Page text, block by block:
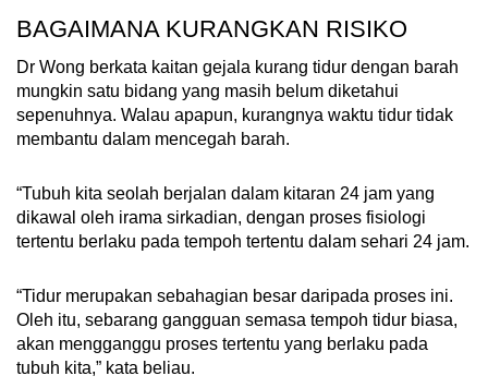
BAGAIMANA KURANGKAN RISIKO
Dr Wong berkata kaitan gejala kurang tidur dengan barah
mungkin satu bidang yang masih belum diketahui
sepenuhnya. Walau apapun, kurangnya waktu tidur tidak
membantu dalam mencegah barah.
“Tubuh kita seolah berjalan dalam kitaran 24 jam yang
dikawal oleh irama sirkadian, dengan proses fisiologi
tertentu berlaku pada tempoh tertentu dalam sehari 24 jam.
“Tidur merupakan sebahagian besar daripada proses ini.
Oleh itu, sebarang gangguan semasa tempoh tidur biasa,
akan mengganggu proses tertentu yang berlaku pada
tubuh kita,” kata beliau.